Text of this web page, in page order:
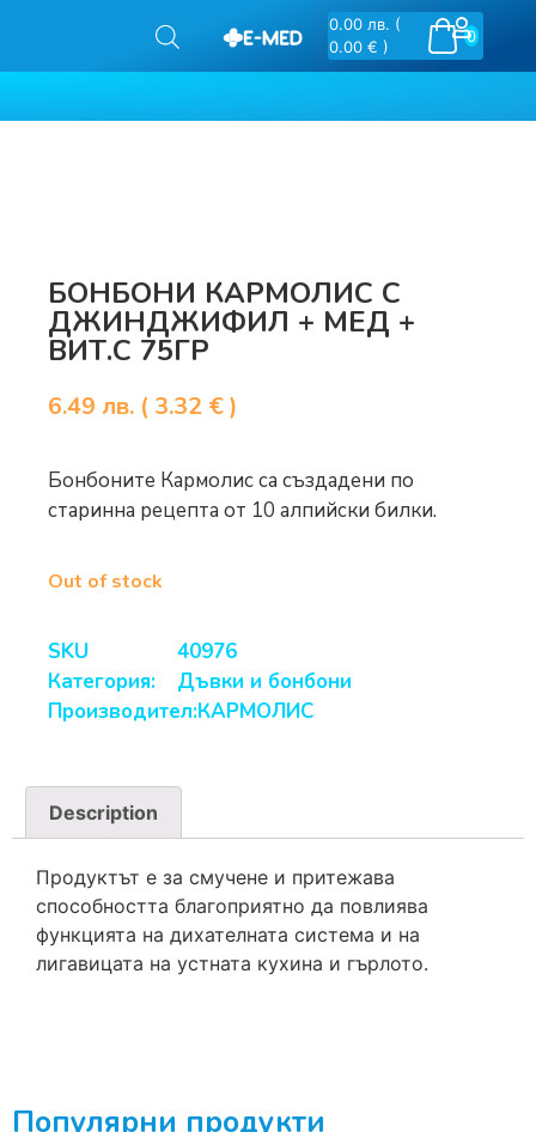
0
0.00 лв. (
0.00 € )
БОНБОНИ КАРМОЛИС С
ДЖИНДЖИФИЛ + МЕД +
ВИТ.С 75ГР
6.49 лв. ( 3.32 € )
Бонбоните Кармолис са създадени по
старинна рецепта от 10 алпийски билки.
Out of stock
SKU
40976
Категория:
Дъвки и бонбони
Производител:КАРМОЛИС
Description
Продуктът е за смучене и притежава
способността благоприятно да повлиява
функцията на дихателната система и на
лигавицата на устната кухина и гърлото.
Популярни продукти